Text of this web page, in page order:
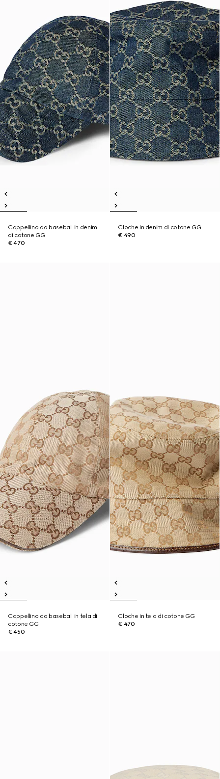
Cappellino da baseball in denim
di cotone GG
€ 470
Cloche in denim di cotone GG
€ 490
Cappellino da baseball in tela di
cotone GG
€ 450
Cloche in tela di cotone GG
€ 470